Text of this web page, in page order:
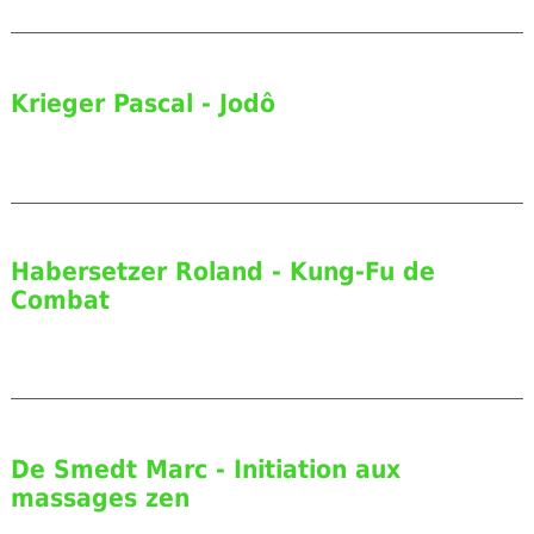
Krieger Pascal - Jodô
Habersetzer Roland - Kung-Fu de
Combat
De Smedt Marc - Initiation aux
massages zen